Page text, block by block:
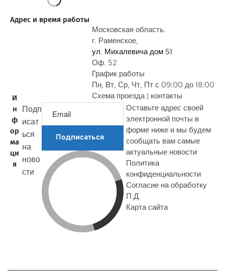
о
Адрес и время работы
Московская область.
г. Раменское,
ул. Михалевича дом 51
Оф. 52
График работы
Пн, Вт, Ср, Чт, Пт с 09:00 до 18:00
Схема проезда | контакты
И
н
ф
ор
ма
ци
я
Подп
исат
ься
на
ново
сти
Подписаться
Оставьте адрес своей
электронной почты в
форме ниже и мы будем
сообщать вам самые
актуальные новости
Политика
конфиденциальности
Согласие на обработку
П.Д.
Карта сайта